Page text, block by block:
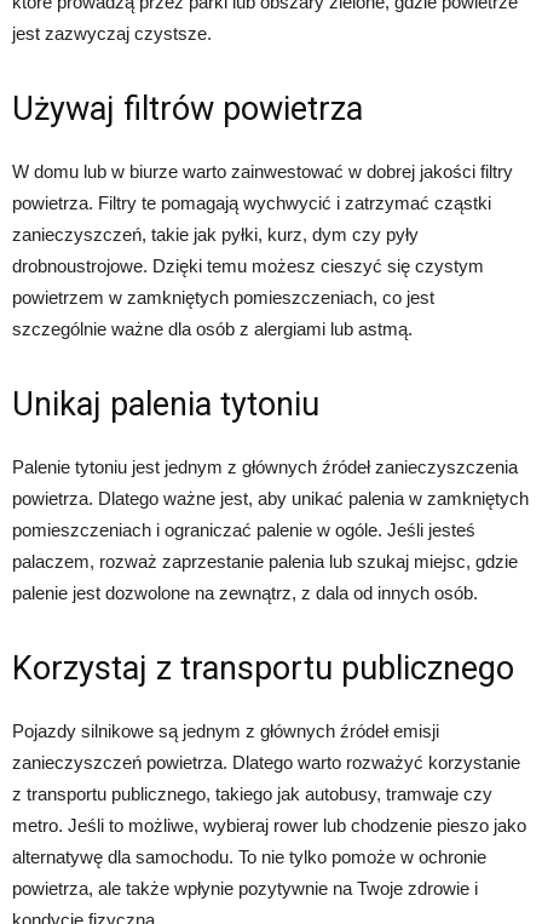
jest zazwyczaj czystsze.
Używaj filtrów powietrza
W domu lub w biurze warto zainwestować w dobrej jakości filtry
powietrza. Filtry te pomagają wychwycić i zatrzymać cząstki
zanieczyszczeń, takie jak pyłki, kurz, dym czy pyły
drobnoustrojowe. Dzięki temu możesz cieszyć się czystym
powietrzem w zamkniętych pomieszczeniach, co jest
szczególnie ważne dla osób z alergiami lub astmą.
Unikaj palenia tytoniu
Palenie tytoniu jest jednym z głównych źródeł zanieczyszczenia
powietrza. Dlatego ważne jest, aby unikać palenia w zamkniętych
pomieszczeniach i ograniczać palenie w ogóle. Jeśli jesteś
palaczem, rozważ zaprzestanie palenia lub szukaj miejsc, gdzie
palenie jest dozwolone na zewnątrz, z dala od innych osób.
Korzystaj z transportu publicznego
Pojazdy silnikowe są jednym z głównych źródeł emisji
zanieczyszczeń powietrza. Dlatego warto rozważyć korzystanie
z transportu publicznego, takiego jak autobusy, tramwaje czy
metro. Jeśli to możliwe, wybieraj rower lub chodzenie pieszo jako
alternatywę dla samochodu. To nie tylko pomoże w ochronie
powietrza, ale także wpłynie pozytywnie na Twoje zdrowie i